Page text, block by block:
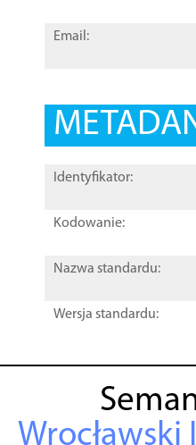
Email:
Identyfikator:
Kodowanie:
Nazwa standardu:
Wersja standardu: